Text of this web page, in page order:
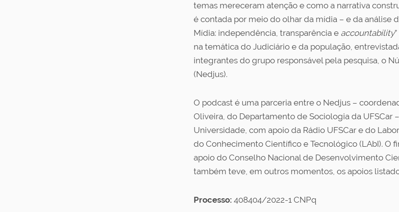
temas mereceram atenção e como a narrativa
é contada por meio do olhar da mídia – e da análise
Mídia: independência, transparência e accountability
na temática do Judiciário e da população,
integrantes do grupo responsável pela pesquisa, o
(Nedjus).
O podcast é uma parceria entre o Nedjus –
Oliveira, do Departamento de Sociologia da UFSCar
Universidade, com apoio da Rádio UFSCar e do
do Conhecimento Científico e Tecnológico (LAbI). O
apoio do Conselho Nacional de Desenvolvimento
também teve, em outros momentos, os apoios
Processo: 408404/2022-1 CNPq